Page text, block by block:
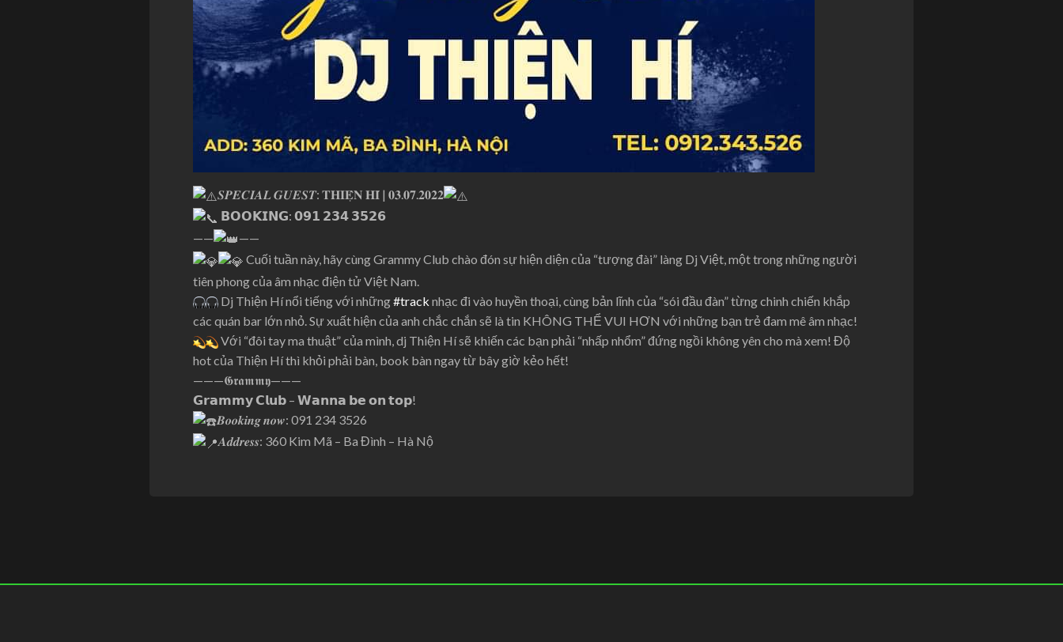
𝑺𝑷𝑬𝑪𝑰𝑨𝑳 𝑮𝑼𝑬𝑺𝑻: 𝐓𝐇𝐈𝐄̣̂𝐍 𝐇𝐈́ | 𝟎𝟑.𝟎𝟕.𝟐𝟎𝟐𝟐
𝗕𝗢𝗢𝗞𝗜𝗡𝗚: 𝟬𝟵𝟭 𝟮𝟯𝟰 𝟯𝟱𝟮𝟲
——
——
Cuối tuần này, hãy cùng Grammy Club chào đón sự hiện diện của “tượng đài” làng Dj Việt, một trong những người
tiên phong của âm nhạc điện tử Việt Nam.
Dj Thiện Hí nổi tiếng với những#track nhạc đi vào huyền thoại, cùng bản lĩnh của “sói đầu đàn” từng chinh chiến khắp
các quán bar lớn nhỏ. Sự xuất hiện của anh chắc chắn sẽ là tin KHÔNG THỂ VUI HƠN với những bạn trẻ đam mê âm nhạc!
Với “đôi tay ma thuật” của mình, dj Thiện Hí sẽ khiến các bạn phải “nhấp nhổm” đứng ngồi không yên cho mà xem! Độ
hot của Thiện Hí thì khỏi phải bàn, book bàn ngay từ bây giờ kẻo hết!
———𝕲𝖗𝖆𝖒𝖒𝖞———
𝗚𝗿𝗮𝗺𝗺𝘆 𝗖𝗹𝘂𝗯 – 𝗪𝗮𝗻𝗻𝗮 𝗯𝗲 𝗼𝗻 𝘁𝗼𝗽!
𝑩𝒐𝒐𝒌𝒊𝒏𝒈 𝒏𝒐𝒘: 091 234 3526
𝑨𝒅𝒅𝒓𝒆𝒔𝒔: 360 Kim Mã – Ba Đình – Hà Nộ